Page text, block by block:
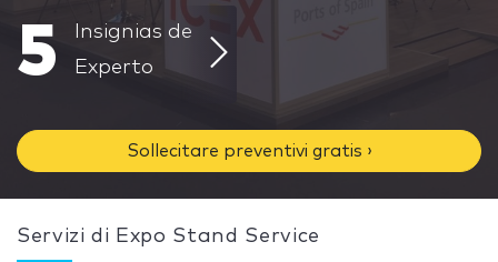
5
Insignias de
Experto
Sollecitare preventivi gratis ›
Servizi di Expo Stand Service